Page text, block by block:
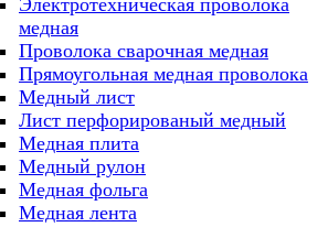
Электротехническая проволока
медная
Проволока сварочная медная
Прямоугольная медная проволока
Медный лист
Лист перфорированый медный
Медная плита
Медный рулон
Медная фольга
Медная лента